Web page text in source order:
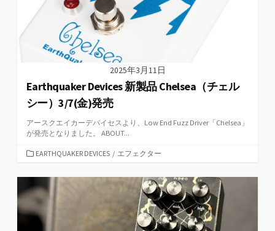
2025年3月11日
Earthquaker Devices 新製品 Chelsea（チェル
シー）3/7(金)発売
アースクエイカーデバイセスより、Low End Fuzz Driver「Chelsea」
が発売となりました。 ABOUT...
カ
ゴ
リ
ー
EARTHQUAKER DEVICES / エフェクター